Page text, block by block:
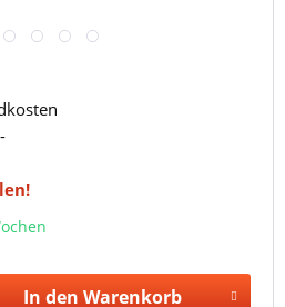
In den Warenkorb